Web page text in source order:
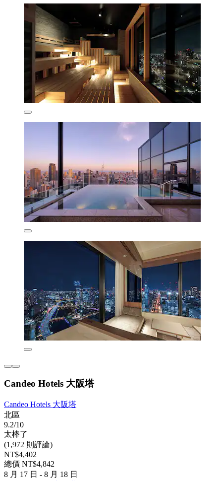
Candeo Hotels 大阪塔
Candeo Hotels 大阪塔
北區
9.2/10
太棒了
(1,972 則評論)
NT$4,402
總價 NT$4,842
8 月 17 日 - 8 月 18 日